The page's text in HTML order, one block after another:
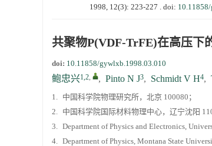
动载下材料物性机器学习与高通量
《高压物理学报》第二届青年编委会招
《高压物理学报》2023年度优秀
第十四届全国爆炸力学学术会议 第二轮
第二十一届中国高压科学学术会议
1998, 12(3): 223-227 . doi:
共聚物P(VDF-TrFE)在高压下
doi: 10.11858/gywlxb.1998.03.010
鲍忠兴1,2, , Pinto N J3, Schmidt V H4,
1. 中国科学院物理研究所，北京 100080；
2. 中国科学院国际材料物理中心，辽宁沈阳
3. Department of Physics and Electronics,
4. Department of Physics, Montana State